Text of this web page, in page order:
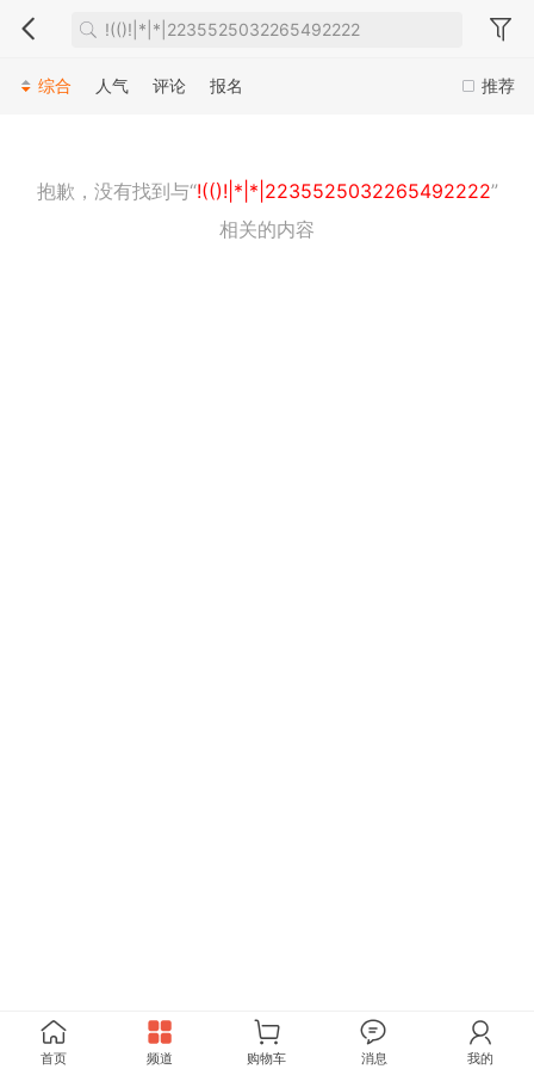
推荐
综合 人气 评论 报名
抱歉，没有找到与“!(()!|*|*|2235525032265492222”
相关的内容
首页 频道 购物车 消息 我的